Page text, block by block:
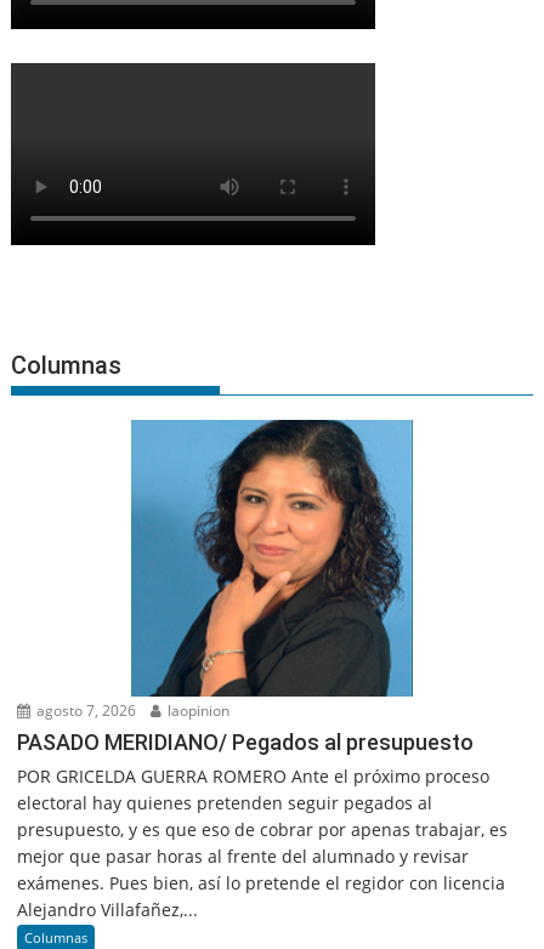
Columnas
agosto 7, 2026 laopinion
PASADO MERIDIANO/ Pegados al presupuesto
POR GRICELDA GUERRA ROMERO Ante el próximo proceso
electoral hay quienes pretenden seguir pegados al
presupuesto, y es que eso de cobrar por apenas trabajar, es
mejor que pasar horas al frente del alumnado y revisar
exámenes. Pues bien, así lo pretende el regidor con licencia
Alejandro Villafañez,...
Columnas